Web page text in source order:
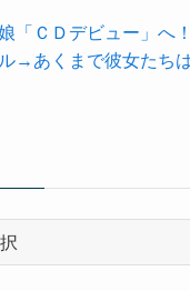
「ＣＤデビュー」へ
→あくまで彼女たち